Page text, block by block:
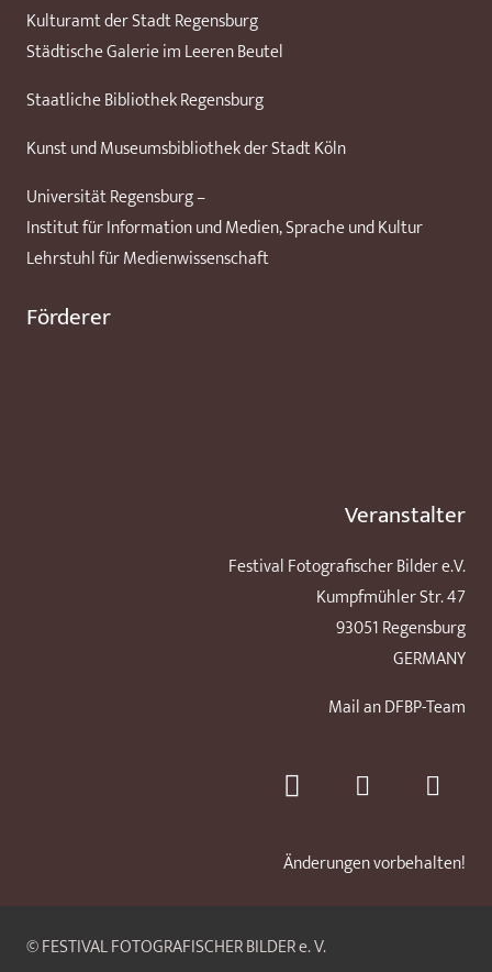
Kulturamt der Stadt Regensburg
Städtische Galerie im Leeren Beutel
Staatliche Bibliothek Regensburg
Kunst und Museumsbibliothek der Stadt Köln
Universität Regensburg –
Institut für Information und Medien, Sprache und Kultur
Lehrstuhl für Medienwissenschaft
Förderer
Veranstalter
Festival Fotografischer Bilder e.V.
Kumpfmühler Str. 47
93051 Regensburg
GERMANY
Mail an DFBP-Team
Änderungen vorbehalten!
© FESTIVAL FOTOGRAFISCHER BILDER e. V.